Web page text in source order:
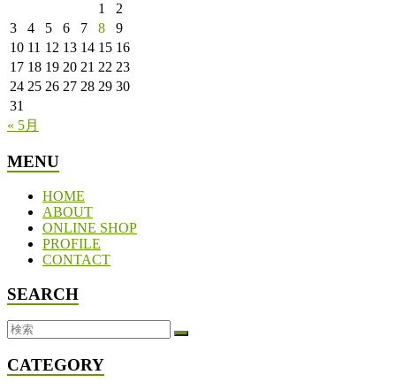
1
2
3
4 5 6 7 8
9
10 11 12 13 14 15 16
17 18 19 20 21 22 23
24 25 26 27 28 29 30
31
« 5月
MENU
HOME
ABOUT
ONLINE SHOP
PROFILE
CONTACT
SEARCH
CATEGORY